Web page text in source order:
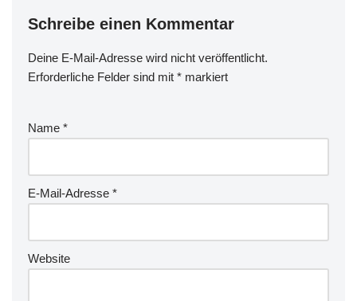
Schreibe einen Kommentar
Deine E-Mail-Adresse wird nicht veröffentlicht.
Erforderliche Felder sind mit * markiert
Name *
E-Mail-Adresse *
Website